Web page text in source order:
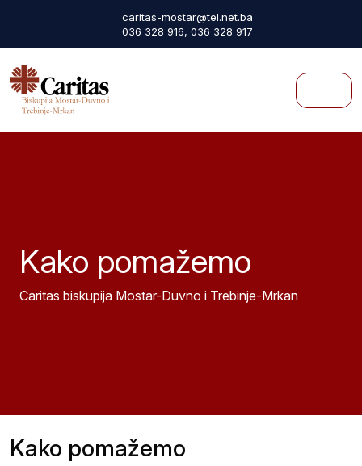
caritas-mostar@tel.net.ba
036 328 916, 036 328 917
Menu
Kako pomažemo
Caritas biskupija Mostar-Duvno i Trebinje-Mrkan
Kako pomažemo